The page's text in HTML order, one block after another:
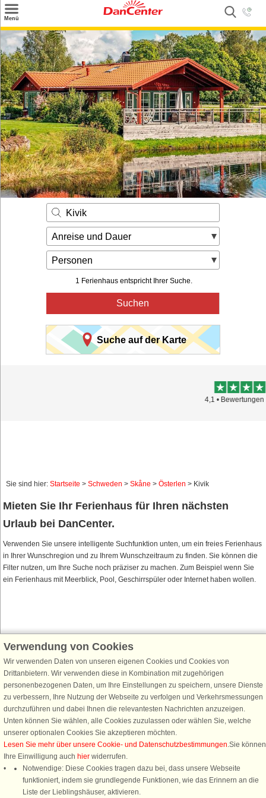
Menü
Suchen
Urlaubsziele
Weitere Urlaubsziele
Angebote
Inspiration
Kontakt
Gut zu wissen
Login
Kivik
Anreise und Dauer
Personen
1 Ferienhaus entspricht Ihrer Suche.
Suchen
Suche auf der Karte
Trustpilot
Sie sind hier: Startseite > Schweden > Skåne > Österlen > Kivik
Mieten Sie Ihr Ferienhaus für Ihren nächsten
Urlaub bei DanCenter.
Verwenden Sie unsere intelligente Suchfunktion unten, um ein freies Ferienhaus
in Ihrer Wunschregion und zu Ihrem Wunschzeitraum zu finden. Sie können die
Filter nutzen, um Ihre Suche noch präziser zu machen. Zum Beispiel wenn Sie
ein Ferienhaus mit Meerblick, Pool, Geschirrspüler oder Internet haben wollen.
Schließen Sie sich 100.000 Ferienhaus-Fans an
Willkommensgutschein von 25 €
Ferienhausurlaub - melden Sie sich einfach für den DanCenter Newsletter
an. Verpassen Sie nie wieder exklusive Angebote, Gewinnspiele und
Urlaubstipps!
Newsletter abonnieren
Verwendung von Cookies
Wir verwenden Daten von unseren eigenen Cookies und Cookies von
Drittanbietern. Wir verwenden diese in Kombination mit zugehörigen
personenbezogenen Daten, um Ihre Einstellungen zu speichern, unsere Dienste
zu verbessern, Ihre Nutzung der Webseite zu verfolgen und Verkehrsmessungen
durchzuführen und dabei Ihnen die relevantesten Nachrichten anzuzeigen.
Unten können Sie wählen, alle Cookies zuzulassen oder wählen Sie, welche
unserer optionalen Cookies Sie akzeptieren möchten.
Lesen Sie mehr über unsere Cookie- und Datenschutzbestimmungen .Sie können
Ihre Einwilligung auch hier widerrufen.
Notwendige: Diese Cookies tragen dazu bei, dass unsere Webseite
funktioniert, indem sie grundlegende Funktionen, wie das Erinnern an die
Liste der Lieblingshäuser, aktivieren.